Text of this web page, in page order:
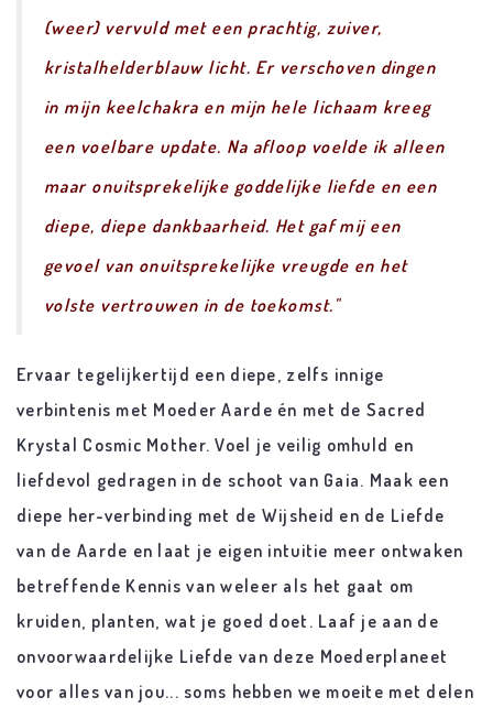
(weer) vervuld met een prachtig, zuiver,
kristalhelderblauw licht. Er verschoven dingen
in mijn keelchakra en mijn hele lichaam kreeg
een voelbare update. Na afloop voelde ik alleen
maar onuitsprekelijke goddelijke liefde en een
diepe, diepe dankbaarheid. Het gaf mij een
gevoel van onuitsprekelijke vreugde en het
volste vertrouwen in de toekomst."
Ervaar tegelijkertijd een diepe, zelfs innige
verbintenis met Moeder Aarde én met de Sacred
Krystal Cosmic Mother. Voel je veilig omhuld en
liefdevol gedragen in de schoot van Gaia. Maak een
diepe her-verbinding met de Wijsheid en de Liefde
van de Aarde en laat je eigen intuitie meer ontwaken
betreffende Kennis van weleer als het gaat om
kruiden, planten, wat je goed doet. Laaf je aan de
onvoorwaardelijke Liefde van deze Moederplaneet
voor alles van jou... soms hebben we moeite met delen